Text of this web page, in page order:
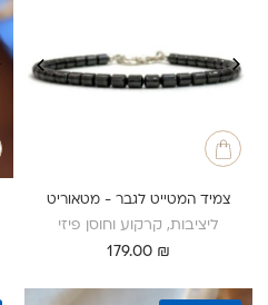
צמיד המטייט לגבר - מטאוריט
ליציבות, קרקוע וחוסן פיזי
179.00 ₪